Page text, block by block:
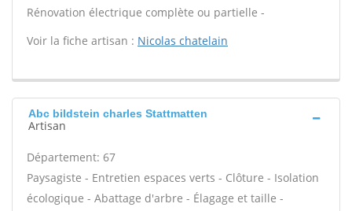
Rénovation électrique complète ou partielle -
Voir la fiche artisan : Nicolas chatelain
Abc bildstein charles Stattmatten
Artisan
Département: 67
Paysagiste - Entretien espaces verts - Clôture - Isolation
écologique - Abattage d'arbre - Élagage et taille -